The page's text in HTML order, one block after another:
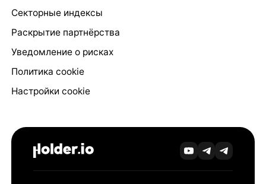
Секторные индексы
Раскрытие партнёрства
Уведомление о рисках
Политика cookie
Настройки cookie